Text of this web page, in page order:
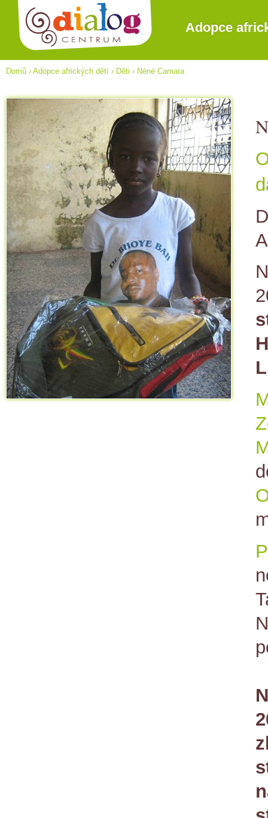
Adopce
Domů › Adopce afrických dětí › Děti › Néné Camara